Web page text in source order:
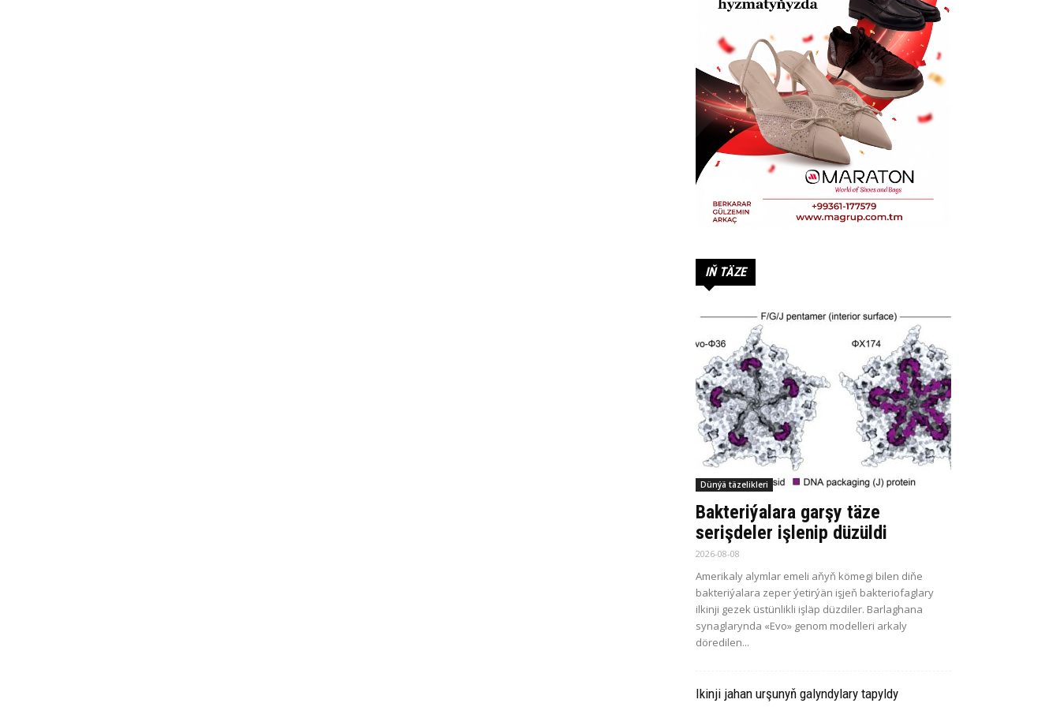
IŇ TÄZE
Dünýä täzelikleri
Bakteriýalara garşy täze
serişdeler işlenip düzüldi
2026-08-08
Amerikaly alymlar emeli aňyň kömegi bilen diňe
bakteriýalara zeper ýetirýän işjeň bakteriofaglary
ilkinji gezek üstünlikli işläp düzdiler. Barlaghana
synaglarynda «Evo» genom modelleri arkaly
döredilen...
Ikinji jahan urşunyň galyndylary tapyldy